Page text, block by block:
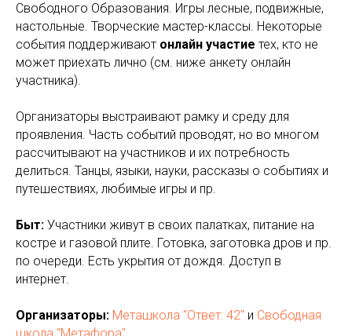
Свободного Образования. Игры лесные, подвижные,
настольные. Творческие мастер-классы. Некоторые
события поддерживают онлайн участие тех, кто не
может приехать лично (см. ниже анкету онлайн
участника).
Организаторы выстраивают рамку и среду для
проявления. Часть событий проводят, но во многом
рассчитывают на участников и их потребность
делиться. Танцы, языки, науки, рассказы о событиях и
путешествиях, любимые игры и пр.
Быт: Участники живут в своих палатках, питание на
костре и газовой плите. Готовка, заготовка дров и пр.
по очереди. Есть укрытия от дождя. Доступ в
интернет.
Организаторы: Меташкола "Ответ: 42" и Свободная